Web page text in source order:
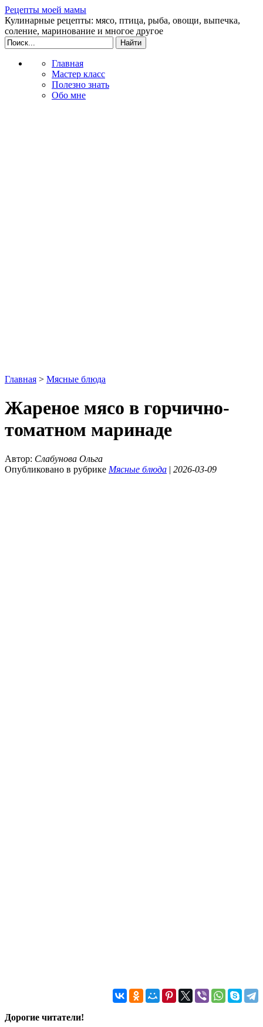
Рецепты моей мамы
Кулинарные рецепты: мясо, птица, рыба, овощи, выпечка,
соление, маринование и многое другое
Главная
Мастер класс
Полезно знать
Обо мне
Главная > Мясные блюда
Жареное мясо в горчично-
томатном маринаде
Автор: Слабунова Ольга
Опубликовано в рубрике Мясные блюда | 2026-03-09
Дорогие читатели!